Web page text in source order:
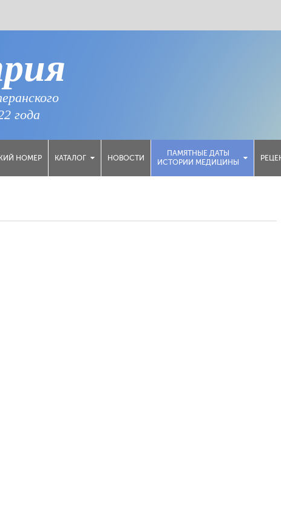
года
НОМЕР КАТАЛОГ НОВОСТИ
ПАМЯТНЫЕ ДАТЫ
ИСТОРИИ МЕДИЦИНЫ